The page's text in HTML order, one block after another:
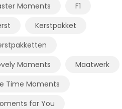
Moments
F1
Kerstpakket
Moments
Maatwerk
Time Moments
for You